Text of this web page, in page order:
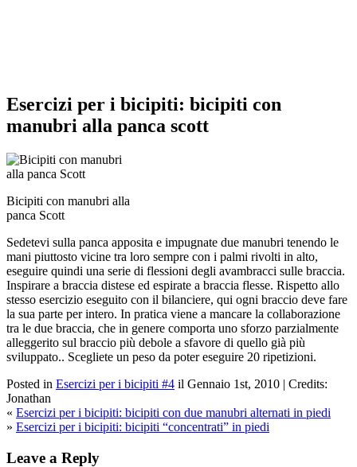
Esercizi per i bicipiti: bicipiti con
manubri alla panca scott
Bicipiti con manubri alla
panca Scott
Sedetevi sulla panca apposita e impugnate due manubri tenendo le
mani piuttosto vicine tra loro sempre con i palmi rivolti in alto,
eseguire quindi una serie di flessioni degli avambracci sulle braccia.
Inspirare a braccia distese ed espirate a braccia flesse. Rispetto allo
stesso esercizio eseguito con il bilanciere, qui ogni braccio deve fare
la sua parte per intero. In pratica viene a mancare la collaborazione
tra le due braccia, che in genere comporta uno sforzo parzialmente
alleggerito sul braccio più debole a sfavore di quello già più
sviluppato.. Scegliete un peso da poter eseguire 20 ripetizioni.
Posted in Esercizi per i bicipiti #4 il Gennaio 1st, 2010 | Credits:
Jonathan
« Esercizi per i bicipiti: bicipiti con due manubri alternati in piedi
» Esercizi per i bicipiti: bicipiti “concentrati” in piedi
Leave a Reply